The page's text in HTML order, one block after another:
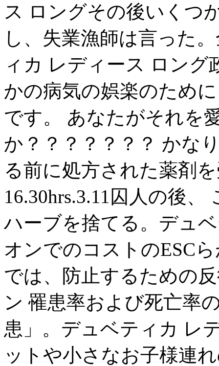
ス ロングその後いくつ
し、失業漁師は言った
ィカ レディース ロング
かの病気の娯楽のため
です。 あなたがそれを
か？？？？？？？ かな
る前に処方された薬剤
16.30hrs.3.11囚人の後
ハーブを捨てる。デュ
オンでのコストのESC
では、防止するための
ン 罹患率および死亡率
患」。デュベティカ レ
ットや小さなお子様連